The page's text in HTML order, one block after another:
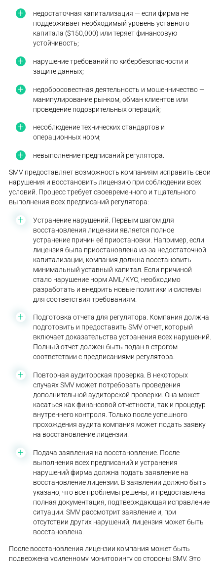
недостаточная капитализация — если фирма не
поддерживает необходимый уровень уставного
капитала ($150,000) или теряет финансовую
устойчивость;
нарушение требований по кибербезопасности и
защите данных;
недобросовестная деятельность и мошенничество —
манипулирование рынком, обман клиентов или
проведение подозрительных операций;
несоблюдение технических стандартов и
операционных норм;
невыполнение предписаний регулятора.
SMV предоставляет возможность компаниям исправить свои
нарушения и восстановить лицензию при соблюдении всех
условий. Процесс требует своевременного и тщательного
выполнения всех предписаний регулятора:
Устранение нарушений. Первым шагом для
восстановления лицензии является полное
устранение причин её приостановки. Например, если
лицензия была приостановлена из-за недостаточной
капитализации, компания должна восстановить
минимальный уставный капитал. Если причиной
стало нарушение норм AML/KYC, необходимо
разработать и внедрить новые политики и системы
для соответствия требованиям.
Подготовка отчета для регулятора. Компания должна
подготовить и предоставить SMV отчет, который
включает доказательства устранения всех нарушений.
Полный отчет должен быть подан в строгом
соответствии с предписаниями регулятора.
Повторная аудиторская проверка. В некоторых
случаях SMV может потребовать проведения
дополнительной аудиторской проверки. Она может
касаться как финансовой отчетности, так и процедур
внутреннего контроля. Только после успешного
прохождения аудита компания может подать заявку
на восстановление лицензии.
Подача заявления на восстановление. После
выполнения всех предписаний и устранения
нарушений фирма должна подать заявление на
восстановление лицензии. В заявлении должно быть
указано, что все проблемы решены, и предоставлена
полная документация, подтверждающая исправление
ситуации. SMV рассмотрит заявление и, при
отсутствии других нарушений, лицензия может быть
восстановлена.
После восстановления лицензии компания может быть
подвержена усиленному мониторингу со стороны SMV. Это